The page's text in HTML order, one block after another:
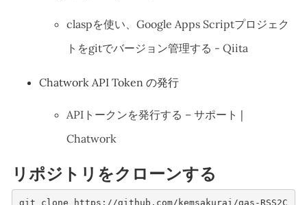
claspを使い、Google Apps Scriptプロジェク
トをgitでバージョン管理する - Qiita
Chatwork API Token の発行
APIトークンを発行する – サポート |
Chatwork
リポジトリをクローンする
git clone https://github.com/kemsakurai/gas-RSS2C